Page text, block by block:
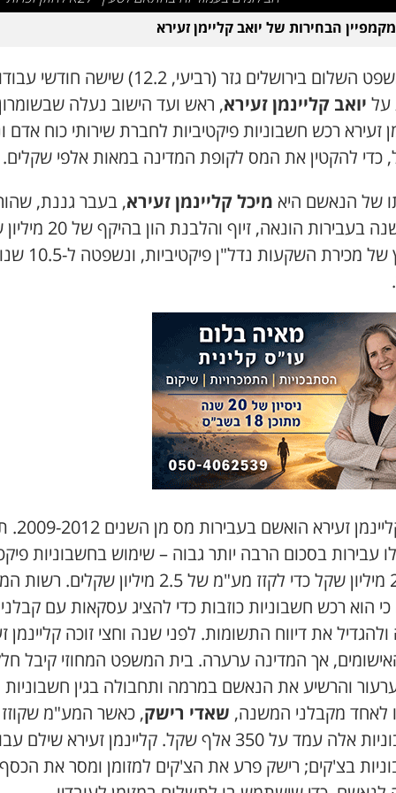
הבחירות של יואב קליימן זעירא
בית משפט השלום בירושלים גזר (רביעי, 12.2) שישה חודשי
על יואב קליינמן זעירא, ראש ועד הישוב נעלה
זעירא רכש חשבוניות פיקטיביות לחברת שירותי כוח אדם
כדי להקטין את המס לקופת המדינה במאות אלפי שקלים.
של הנאשם היא מיכל קליינמן זעירא, בעבר גננת,
לפני שנה בעבירות הונאה, זיוף
בעוקץ של מכירת השקעות נדל"ן
יואב קליינמן
לו עבירות בסכום הרבה יותר גבוה – שימוש בחשבוניות
של 20 מיליון שקל כדי לקזז מע"מ של 2.5 מיליון שקלים.
הוא רכש חשבוניות כוזבות כדי להציג עסקאות עם קבלני
את דיווח התשומות. לפני שנה וחצי זוכה קליינמן
אך המדינה ערערה. בית המשפט המחוזי קיבל
והרשיע את הנאשם במרמה ותחבולה בגין חשבוניות
לאחד מקבלני המשנה, שאדי רישק, כאשר המע"מ שקוזז
בחשבוניות אלה עמד על 350 אלף שקל. קליינמן זעירא שילם
בצ'קים; רישק פרע את הצ'קים למזומן ומסר את הכסף